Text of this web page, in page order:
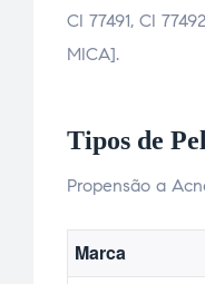
CI 77491, CI
MICA].
Tipos de
Propensão a
Marca